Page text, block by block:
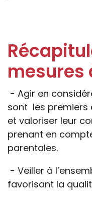
mesures
- Agir en
sont les premiers
et valoriser leur
prenant en
parentales.
- Veiller à
favorisant la